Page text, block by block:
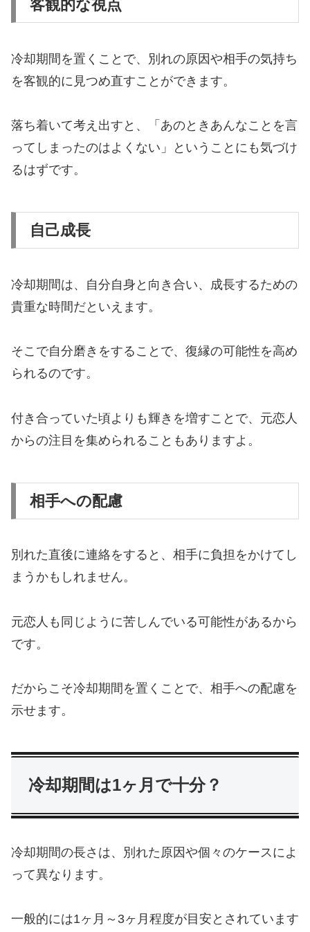
客観的な視点
冷却期間を置くことで、別れの原因や相手の気持ち
を客観的に見つめ直すことができます。
落ち着いて考え出すと、「あのときあんなことを言
ってしまったのはよくない」ということにも気づけ
るはずです。
自己成長
冷却期間は、自分自身と向き合い、成長するための
貴重な時間だといえます。
そこで自分磨きをすることで、復縁の可能性を高め
られるのです。
付き合っていた頃よりも輝きを増すことで、元恋人
からの注目を集められることもありますよ。
相手への配慮
別れた直後に連絡をすると、相手に負担をかけてし
まうかもしれません。
元恋人も同じように苦しんでいる可能性があるから
です。
だからこそ冷却期間を置くことで、相手への配慮を
示せます。
冷却期間は1ヶ月で十分？
冷却期間の長さは、別れた原因や個々のケースによ
って異なります。
一般的には1ヶ月～3ヶ月程度が目安とされています